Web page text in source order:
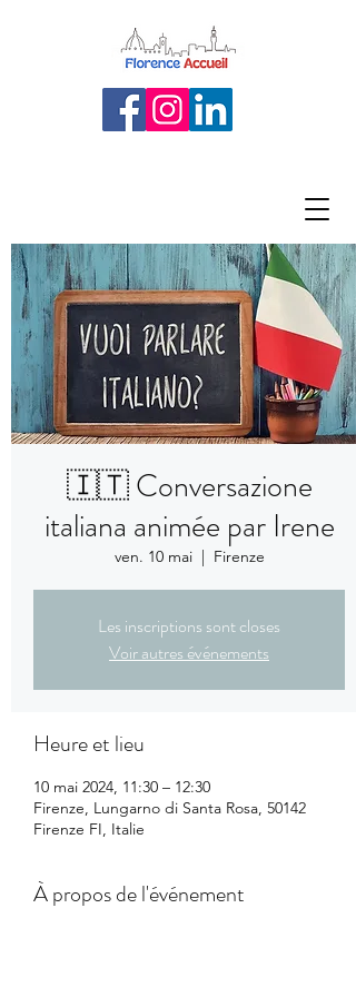
🇮🇹 Conversazione
italiana animée par Irene
ven. 10 mai
  |
Firenze
Les inscriptions sont closes
Voir autres événements
Heure et lieu
10 mai 2024, 11:30 – 12:30
Firenze, Lungarno di Santa Rosa, 50142
Firenze FI, Italie
À propos de l'événement